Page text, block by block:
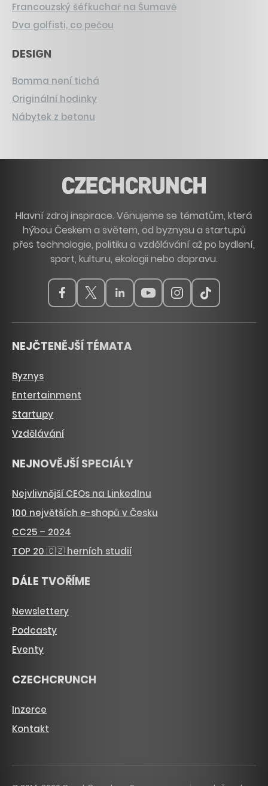
Francouzský šéfkuchař na Šumavě
Dva golfisti, co pečou
DESIGN
Bomma není tichá
Originální hodinky
Nábytek z betonu
Hlavní zdroj inspirace. Věnujeme se tématům, která
hýbou Českem a světem, od byznysu a startupů
přes technologie, politiku a vzdělávání až po bydlení,
sport, kulturu, ekologii nebo dopravu.
NEJČTENĚJŠÍ TÉMATA
Byznys
Entertainment
Startupy
Vzdělávání
NEJNOVĚJŠÍ SPECIÁLY
Nejvlivnější CEOs na LinkedInu
100 největších e-shopů v Česku
CC25 – 2024
TOP 20 🇨🇿 herních studií
DÁLE TVOŘÍME
Newslettery
Podcasty
Eventy
CZECHCRUNCH
Inzerce
Kontakt